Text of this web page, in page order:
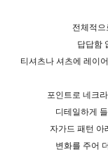
전체적으
답답함
티셔츠나 셔츠에 레이
포인트로 네크
디테일하게
자가드 패턴 아
변화를 주어